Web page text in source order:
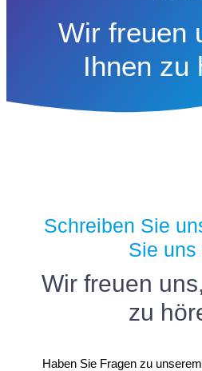
Wir freuen
Ihnen zu
Schreiben Sie
Sie uns
Wir freuen
zu
Haben Sie Fragen zu